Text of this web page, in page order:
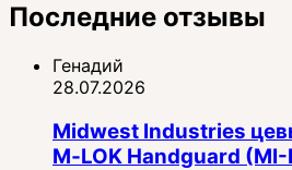
Последние отзывы
Генадий
28.07.2026
Midwest Industries
M‑LOK Handguard